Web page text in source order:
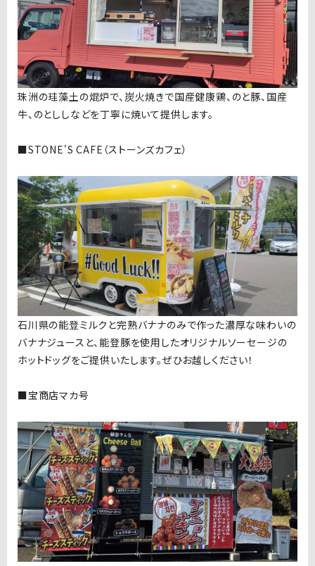
珠洲の珪藻土の焜炉で、炭火焼きで国産健康鶏、のと豚、国産
牛、のとししなどを丁寧に焼いて提供します。
■STONE'S CAFE（ストーンズカフェ）
石川県の能登ミルクと完熟バナナのみで作った濃厚な味わいの
バナナジュースと、能登豚を使用したオリジナルソーセージの
ホットドッグをご提供いたします。ぜひお越しください！
■宝商店マカ号